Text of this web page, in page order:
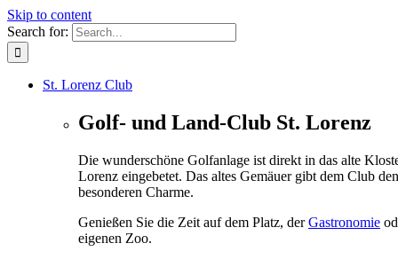
Skip to content
Search for:
St. Lorenz Club
Golf- und Land-Club St. Lorenz
Die wunderschöne Golfanlage ist direkt in das alte
Lorenz eingebetet. Das altes Gemäuer gibt dem Club
besonderen Charme.
Genießen Sie die Zeit auf dem Platz, derGastronomie
eigenen Zoo.